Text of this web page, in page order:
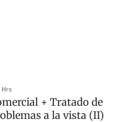
Hrs
+ Tratado de
a la vista (II)